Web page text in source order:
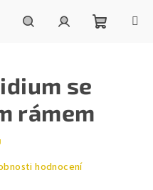
se
rámem
hodnocení